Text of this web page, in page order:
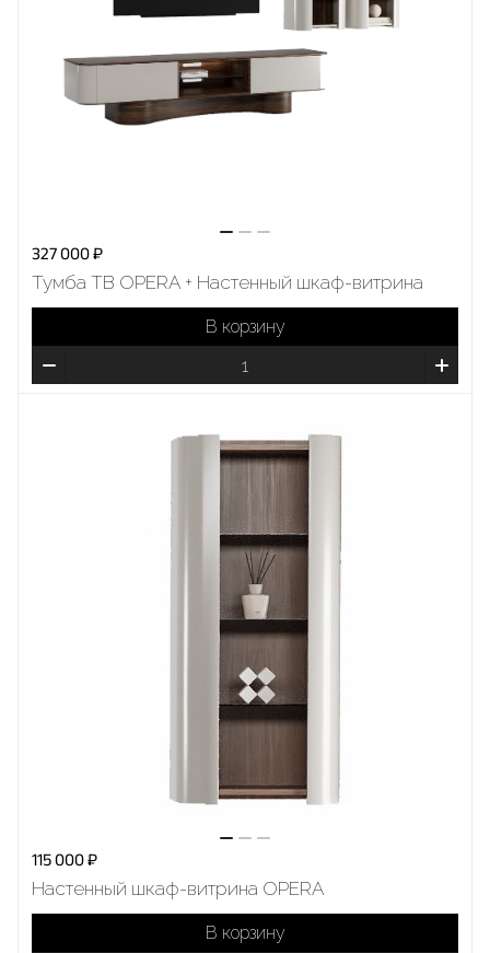
327 000 ₽
Тумба ТВ OPERA + Настенный шкаф-витрина
В корзину
115 000 ₽
Настенный шкаф-витрина OPERA
В корзину